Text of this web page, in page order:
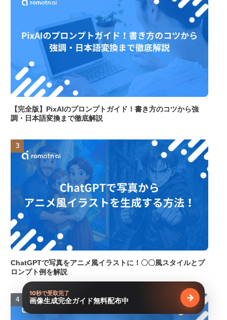
【完全版】PixAIのプロンプトガイド！書き方のコツから強
調・日本語変換まで徹底解説
ChatGPTで写真をアニメ風イラストに！〇〇風スタイルとプ
ロンプト例を解説
10秒で受取完了
画像生成完全ガイド無料配布中 無料で受け
→